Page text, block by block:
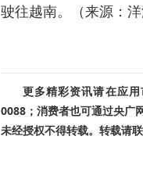
驶往越南。（来源：洋
更多精彩资讯请在应
0088；消费者也可通过央广
未经授权不得转载。转载请